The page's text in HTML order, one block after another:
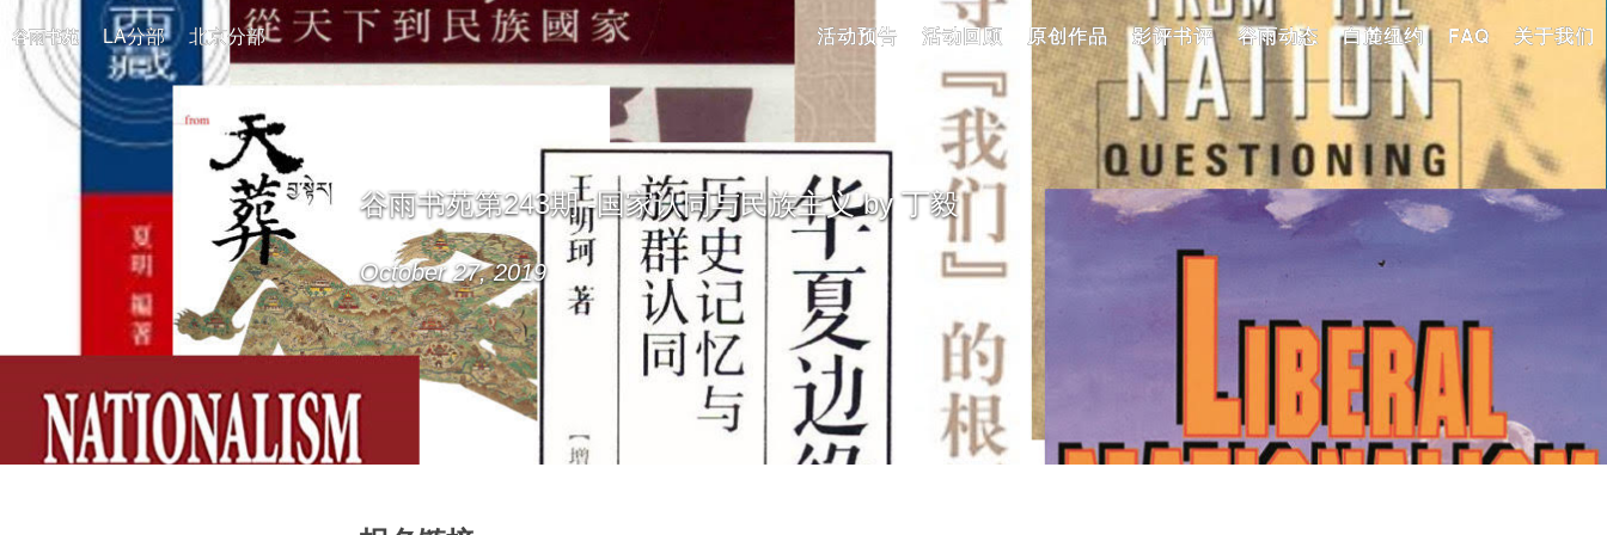
谷雨书苑 LA分部 北京分部 活动预告 活动回顾 原创作品 影评书评 谷雨动态 白麓纽约 FAQ 关于我们
谷雨书苑第243期 -国家认同与民族主义 by 丁毅
October 27, 2019